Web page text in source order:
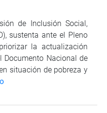
de Inclusión Social,
sustenta ante el Pleno
la actualización
Nacional de
situación de pobreza y